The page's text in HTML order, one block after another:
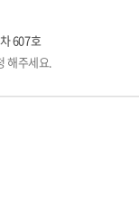
607호
해주세요.